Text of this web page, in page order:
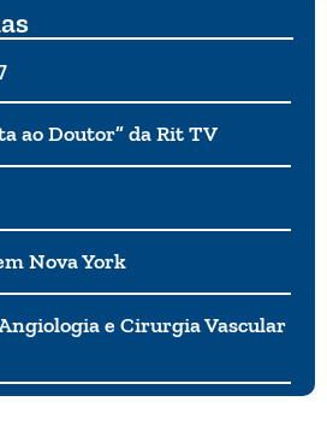
ao Doutor” da Rit TV
Nova York
e Cirurgia Vascular